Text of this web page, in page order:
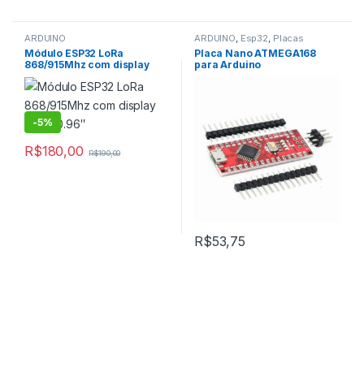
ARDUINO
,
Esp32
,
,
SENSORES E MÓDULOS
Módulo ESP32 LoRa
868/915Mhz com display
OLED 0.96″
-5%
R$180,00 R$190,00
ARDUINO, Esp32, Placas
Arduino
Placa Nano ATMEGA168
para Arduino
R$53,75